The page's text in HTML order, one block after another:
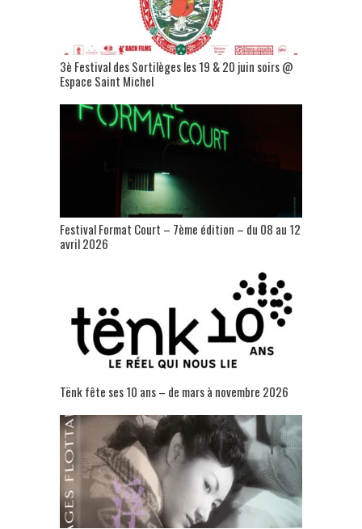
3è Festival des Sortilèges les 19 & 20 juin soirs @
Espace Saint Michel
Festival Format Court – 7ème édition – du 08 au 12
avril 2026
Tënk fête ses 10 ans – de mars à novembre 2026